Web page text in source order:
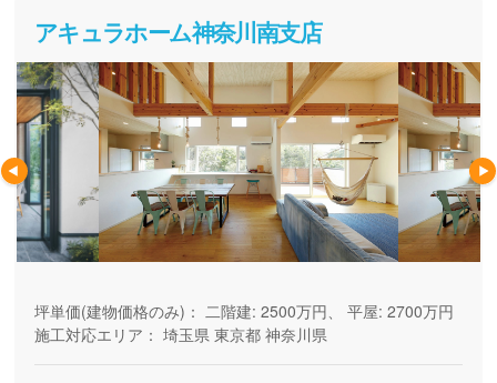
アキュラホーム神奈川南支店
坪単価(建物価格のみ)： 二階建: 2500万円、 平屋: 2700万円
施工対応エリア： 埼玉県 東京都 神奈川県